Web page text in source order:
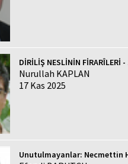
DİRİLİŞ NESLİNİN FİRARÎLERİ
Nurullah KAPLAN
17 Kas 2025
Unutulmayanlar: Necmettin